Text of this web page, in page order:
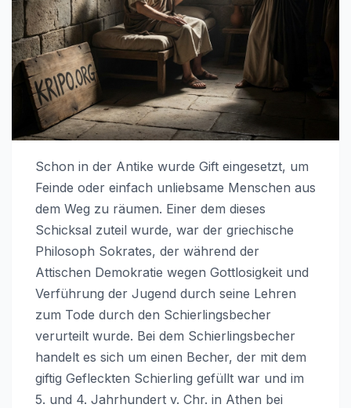
Schon in der Antike wurde Gift eingesetzt, um
Feinde oder einfach unliebsame Menschen aus
dem Weg zu räumen. Einer dem dieses
Schicksal zuteil wurde, war der griechische
Philosoph Sokrates, der während der
Attischen Demokratie wegen Gottlosigkeit und
Verführung der Jugend durch seine Lehren
zum Tode durch den Schierlingsbecher
verurteilt wurde. Bei dem Schierlingsbecher
handelt es sich um einen Becher, der mit dem
giftig Gefleckten Schierling gefüllt war und im
5. und 4. Jahrhundert v. Chr. in Athen bei